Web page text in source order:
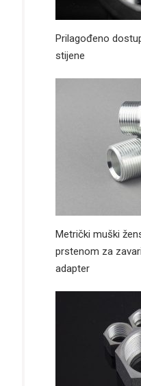
Prilagođeno
stijene
Metrički muški
prstenom za
adapter